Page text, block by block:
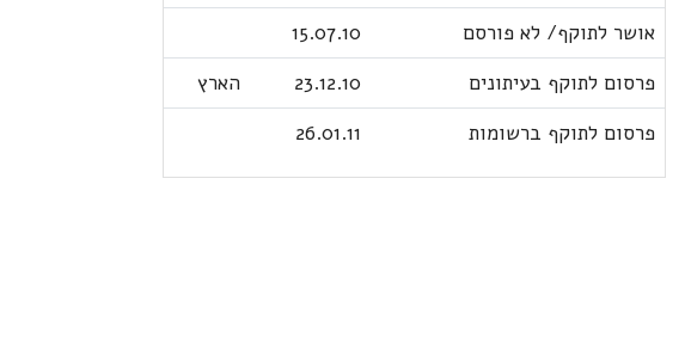
אושר לתוקף/ לא פורסם
15.07.10
פרסום לתוקף בעיתונים
23.12.10
הארץ
פרסום לתוקף ברשומות
26.01.11